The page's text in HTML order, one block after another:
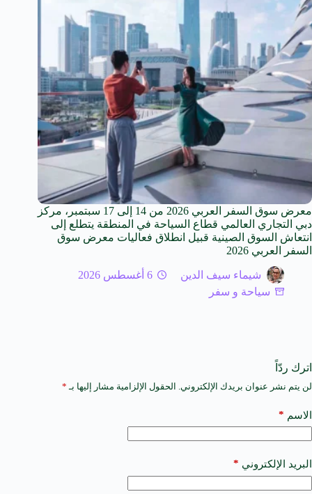
معرض سوق السفر العربي 2026 من 14 إلى 17 سبتمبر، مركز
دبي التجاري العالمي قطاع السياحة في المنطقة يتطلع إلى
انتعاش السوق الصينية قبيل انطلاق فعاليات معرض سوق
السفر العربي 2026
شيماء سيف الدين
6 أغسطس 2026
سياحة و سفر
اترك ردّاً
لن يتم نشر عنوان بريدك الإلكتروني. الحقول الإلزامية مشار إليها بـ *
الاسم *
البريد الإلكتروني *
A
t
e
a
t
i